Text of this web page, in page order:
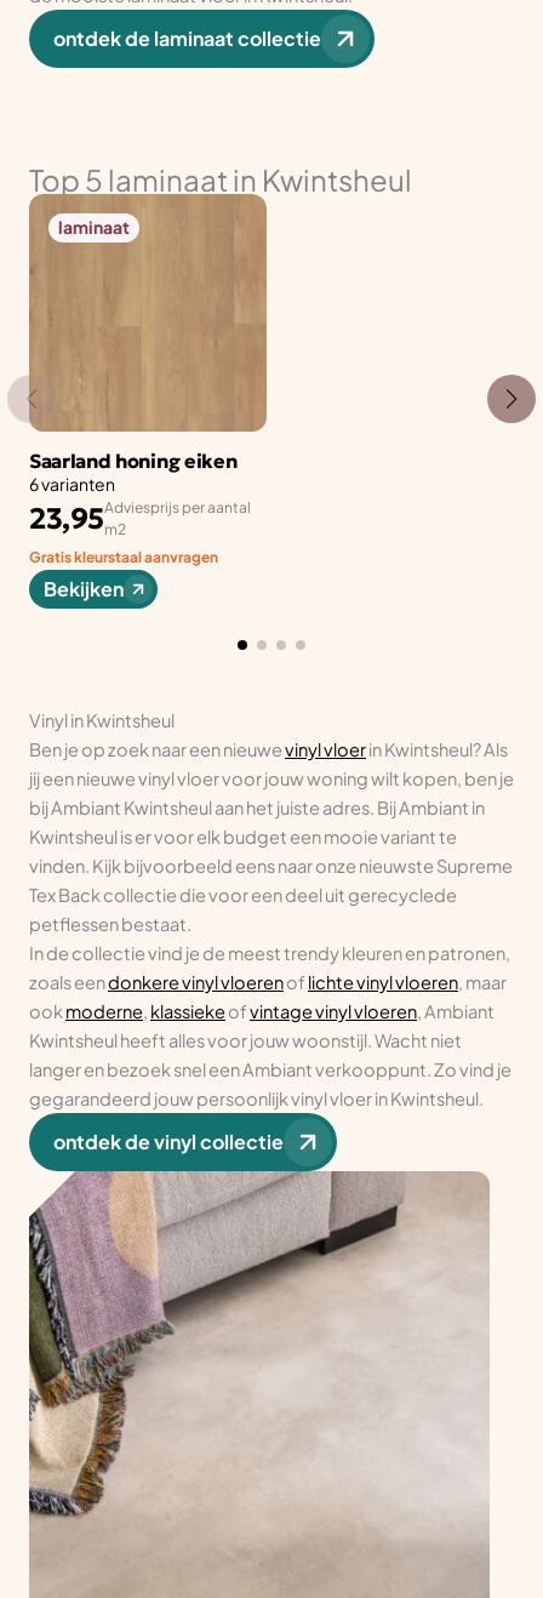
ontdek de laminaat collectie
Top 5 laminaat in Kwintsheul
laminaat
Saarland honing eiken
6 varianten
23,95Adviesprijs per aantal
m2
Gratis kleurstaal aanvragen
Bekijken
Vinyl in Kwintsheul
Ben je op zoek naar een nieuwevinyl vloerin Kwintsheul? Als
jij een nieuwe vinyl vloer voor jouw woning wilt kopen, ben je
bij Ambiant Kwintsheul aan het juiste adres. Bij Ambiant in
Kwintsheul is er voor elk budget een mooie variant te
vinden. Kijk bijvoorbeeld eens naar onze nieuwste Supreme
Tex Back collectie die voor een deel uit gerecyclede
petflessen bestaat.
In de collectie vind je de meest trendy kleuren en patronen,
zoals eendonkere vinyl vloerenof lichte vinyl vloeren, maar
ook moderne, klassiekeofvintage vinyl vloeren, Ambiant
Kwintsheul heeft alles voor jouw woonstijl. Wacht niet
langer en bezoek snel een Ambiant verkooppunt. Zo vind je
gegarandeerd jouw persoonlijk vinyl vloer in Kwintsheul.
ontdek de vinyl collectie